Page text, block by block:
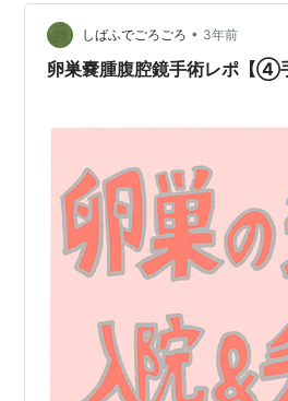
た。そしてこの後入院中何度もな
ッゲーって思った。 お昼頃、ベッ
する感じがないので尿の管を抜く
しばふでごろごろ • 3年前
卵巣嚢腫腹腔鏡手術レポ【④